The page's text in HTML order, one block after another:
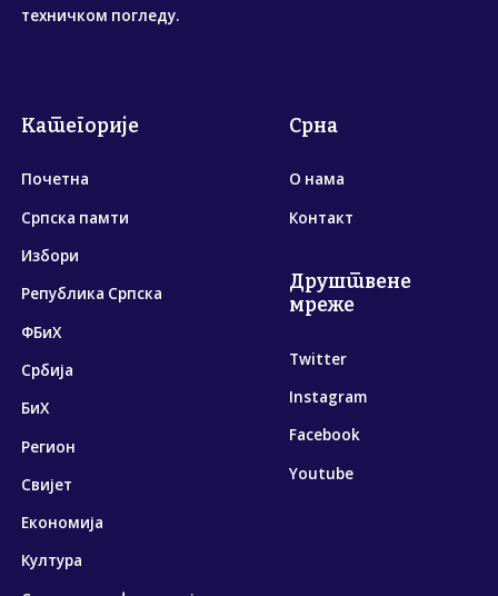
техничком погледу.
Категорије
Почетна
Српска памти
Избори
Република Српска
ФБиХ
Србија
БиХ
Регион
Свијет
Економија
Култура
Срна
О нама
Контакт
Друштвене
мреже
Twitter
Instagram
Facebook
Youtube